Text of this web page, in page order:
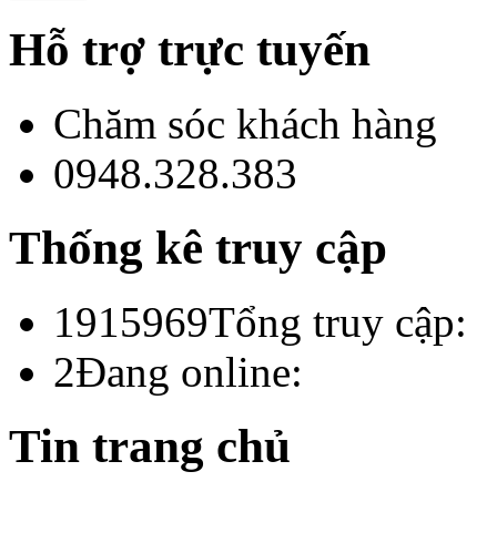
Hỗ trợ trực tuyến
Chăm sóc khách hàng
0948.328.383
Thống kê truy cập
1915969Tổng truy cập:
2Đang online:
Tin trang chủ